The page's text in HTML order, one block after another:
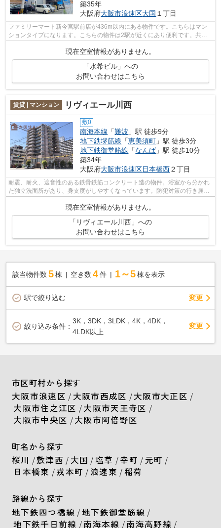
築35年
大阪府大阪市浪速区大国 １丁目
ファミリーマート新今宮駅前店が436m以内にある物件です。こちらはマン
ションタイプになります。こちらの物件は2駅が近くにあり便利です。共用
現在空室情報がありません。
「水希ビル」への
お問い合わせはこちら
賃貸 | マンション リヴィエール川西
敷0
南海本線 「難波 」駅 徒歩9分
地下鉄堺筋線 「恵美須町 」駅 徒歩3分
地下鉄御堂筋線 「なんば」駅 徒歩10分
築34年
大阪府大阪市浪速区日本橋西２丁目
耐震、耐火、遮音性のある鉄骨鉄筋コンクリート造の物件。浴室から分かれ
た独立洗面所があり、身支度がしやすくなっています。防犯対策の行き届い
た造りがポイント。敷地内ごみ置き場...
現在空室情報がありません。
「リヴィエール川西」への
お問い合わせはこちら
該当物件数 5棟 空き数 4 件 1～5 棟を表示
駅で絞り込む 変更
絞り込み条件：
3K，3DK，3LDK，4K，4DK，
4LDK以上
変更
市区町村から探す
大阪市浪速区 / 大阪市西成区 /大阪市大正区 /
大阪市住之江区 /大阪市天王寺区 /
大阪市中央区 /大阪市阿倍野区
町名から探す
桜川 /敷津西 / 大国 /塩草 /幸町 / 元町 /
日本橋東 /戎本町 / 浪速東 /稲荷
路線から探す
地下鉄四つ橋線 /地下鉄御堂筋線 /
地下鉄千日前線 /南海本線 /南海高野線 /